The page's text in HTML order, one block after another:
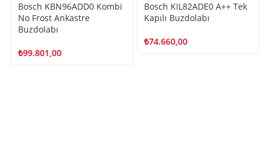
Bosch KBN96ADD0 Kombi
No Frost Ankastre
Buzdolabı
₺99.801,00
Bosch KIL82ADE0 A++ Tek
Kapılı Buzdolabı
₺74.660,00